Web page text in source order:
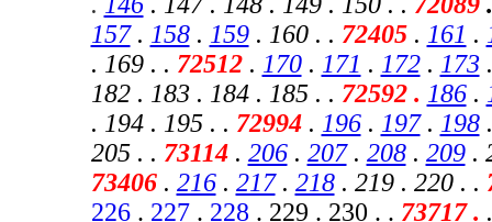
157. 158. 159. 160 . . 72405. 161 .
. 169 . . 72512. 170. 171 . 172. 173
182 . 183 . 184 . 185 . . 72592 . 186.
. 194 . 195 . . 72994 . 196. 197. 198.
205 . . 73114. 206. 207. 208. 209.
73406. 216. 217. 218. 219 . 220 . .
226. 227. 228 . 229 . 230 . . 73717 .